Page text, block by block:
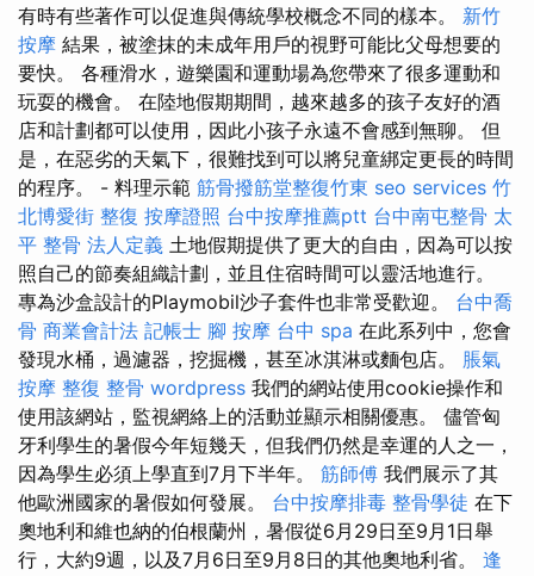
有時有些著作可以促進與傳統學校概念不同的樣本。 新竹
按摩 結果，被塗抹的未成年用戶的視野可能比父母想要的
要快。 各種滑水，遊樂園和運動場為您帶來了很多運動和
玩耍的機會。 在陸地假期期間，越來越多的孩子友好的酒
店和計劃都可以使用，因此小孩子永遠不會感到無聊。 但
是，在惡劣的天氣下，很難找到可以將兒童綁定更長的時間
的程序。 - 料理示範 筋骨撥筋堂整復竹東 seo services 竹
北博愛街 整復 按摩證照 台中按摩推薦ptt 台中南屯整骨 太
平 整骨 法人定義 土地假期提供了更大的自由，因為可以按
照自己的節奏組織計劃，並且住宿時間可以靈活地進行。
專為沙盒設計的Playmobil沙子套件也非常受歡迎。 台中喬
骨 商業會計法 記帳士 腳 按摩 台中 spa 在此系列中，您會
發現水桶，過濾器，挖掘機，甚至冰淇淋或麵包店。 脹氣
按摩 整復 整骨 wordpress 我們的網站使用cookie操作和
使用該網站，監視網絡上的活動並顯示相關優惠。 儘管匈
牙利學生的暑假今年短幾天，但我們仍然是幸運的人之一，
因為學生必須上學直到7月下半年。 筋師傅 我們展示了其
他歐洲國家的暑假如何發展。 台中按摩排毒 整骨學徒 在下
奧地利和維也納的伯根蘭州，暑假從6月29日至9月1日舉
行，大約9週，以及7月6日至9月8日的其他奧地利省。 逢